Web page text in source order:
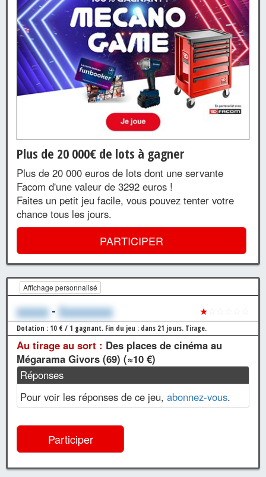
Plus de 20 000€ de lots à gagner
Plus de 20 000 euros de lots dont une servante
Facom d'une valeur de 3292 euros !
Faites un petit jeu facile, vous pouvez tenter votre
chance tous les jours.
PARTICIPER
Affichage personnalisé
xxxxxx-Xxxxxxxxxx ★
Dotation : 10 € / 1 gagnant. Fin du jeu : dans 21 jours. Tirage.
Au tirage au sort : Des places de cinéma au
Mégarama Givors (69) (≈10 €)
Réponses
Pour voir les réponses de ce jeu, abonnez-vous.
Participer